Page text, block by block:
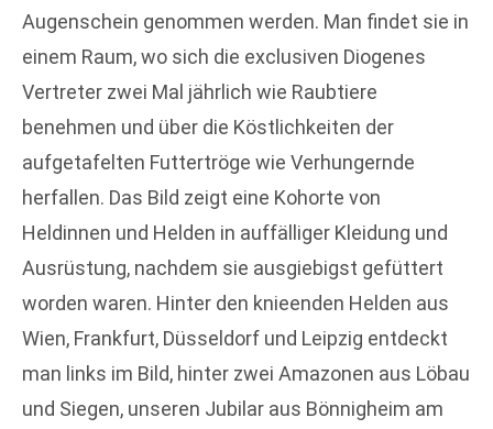
Augenschein genommen werden. Man findet sie in
einem Raum, wo sich die exclusiven Diogenes
Vertreter zwei Mal jährlich wie Raubtiere
benehmen und über die Köstlichkeiten der
aufgetafelten Futtertröge wie Verhungernde
herfallen. Das Bild zeigt eine Kohorte von
Heldinnen und Helden in auffälliger Kleidung und
Ausrüstung, nachdem sie ausgiebigst gefüttert
worden waren. Hinter den knieenden Helden aus
Wien, Frankfurt, Düsseldorf und Leipzig entdeckt
man links im Bild, hinter zwei Amazonen aus Löbau
und Siegen, unseren Jubilar aus Bönnigheim am